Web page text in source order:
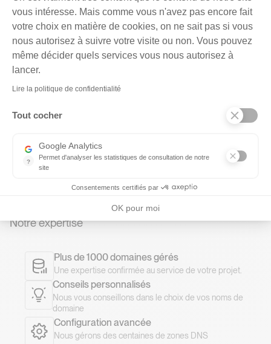
domaines. Deux domaines sont inclus dans nos forfaits
d’hébergement mais nous pouvons en réserver beaucoup
plus afin d’éviter que des concurrents les réservent et
nuisent à votre image. Publipresse vous conseille et vous
assiste dans cette étape cruciale d’un projet web.
La configuration DNS d’un nom de domaine permet aussi de
enregistrements MX), sous-domaines (comme
Nous gérons des domaines depuis plus de 20 ans, c’est
l'assurance de travailler avec des spécialistes.
Notre expertise
Plus de 1000 domaines gérés
Une expertise confirmée au service de votre projet.
Conseils personnalisés
Nous vous conseillons dans le choix de vos noms de
domaine
Configuration avancée
Nous gérons des centaines de zones DNS
vous intéresse. Mais comme vous n'avez pas encore fait
votre choix en matière de cookies, on ne sait pas si vous
nous autorisez à suivre votre visite ou non. Vous pouvez
même décider quels services vous nous autorisez à
lancer.
Lire la politique de confidentialité
Tout cocher
?
Google Analytics
Permet d'analyser les statistiques de consultation de notre
site
Consentements certifiés par
OK pour moi